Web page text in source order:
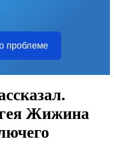
проблеме
Жижина